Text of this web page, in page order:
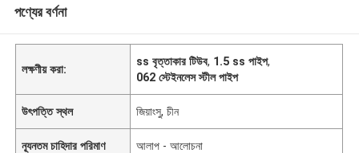
পণ্যের বর্ণনা
লক্ষণীয় করা:
ss বৃত্তাকার টিউব, 1.5 ss পাইপ,
062 স্টেইনলেস স্টীল পাইপ
উৎপত্তি স্থল জিয়াংসু, চীন
ন্যূনতম চাহিদার পরিমাণ আলাপ - আলোচনা